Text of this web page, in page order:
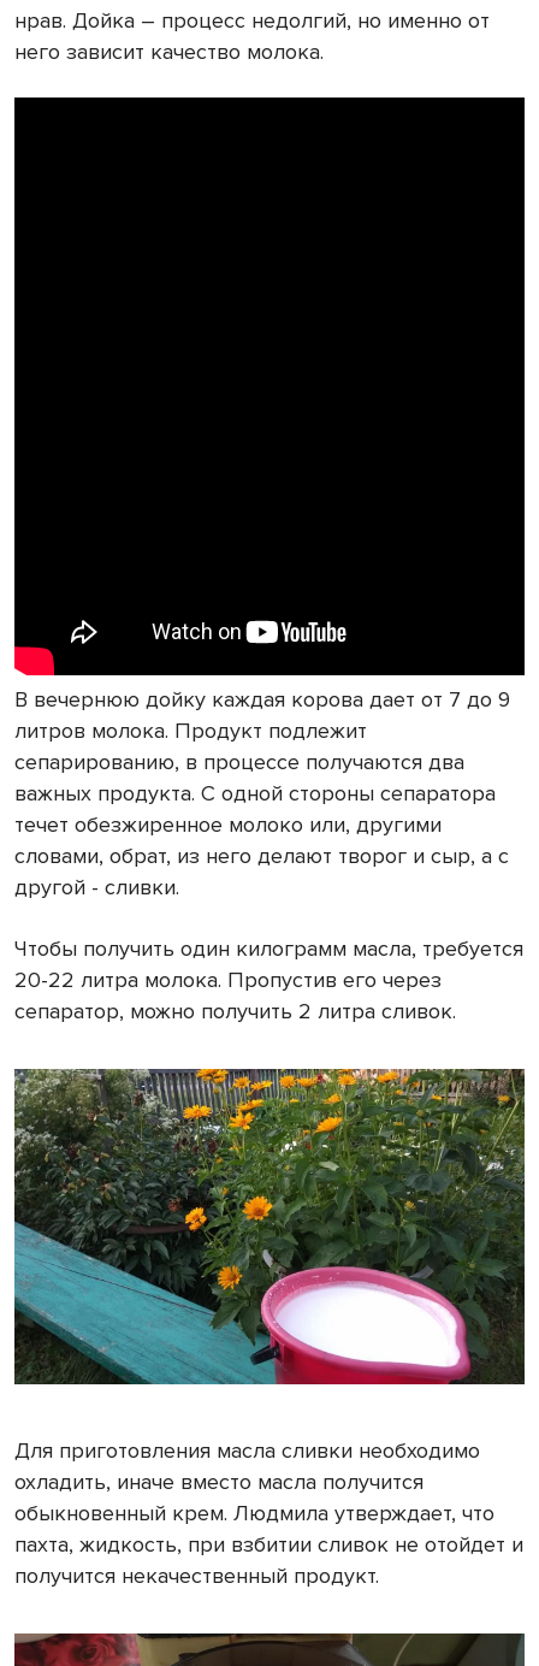
нрав. Дойка – процесс недолгий, но именно от
него зависит качество молока.
В вечернюю дойку каждая корова дает от 7 до 9
литров молока. Продукт подлежит
сепарированию, в процессе получаются два
важных продукта. С одной стороны сепаратора
течет обезжиренное молоко или, другими
словами, обрат, из него делают творог и сыр, а с
другой - сливки.
Чтобы получить один килограмм масла, требуется
20-22 литра молока. Пропустив его через
сепаратор, можно получить 2 литра сливок.
Для приготовления масла сливки необходимо
охладить, иначе вместо масла получится
обыкновенный крем. Людмила утверждает, что
пахта, жидкость, при взбитии сливок не отойдет и
получится некачественный продукт.